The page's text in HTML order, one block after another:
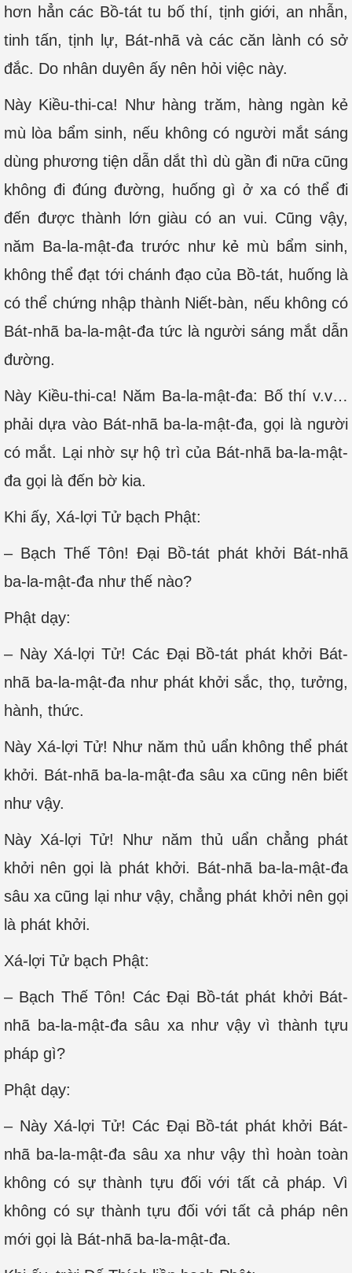
hơn hẳn các Bồ-tát tu bố thí, tịnh giới, an nhẫn,
tinh tấn, tịnh lự, Bát-nhã và các căn lành có sở
đắc. Do nhân duyên ấy nên hỏi việc này.
Này Kiều-thi-ca! Như hàng trăm, hàng ngàn kẻ
mù lòa bẩm sinh, nếu không có người mắt sáng
dùng phương tiện dẫn dắt thì dù gần đi nữa cũng
không đi đúng đường, huống gì ở xa có thể đi
đến được thành lớn giàu có an vui. Cũng vậy,
năm Ba-la-mật-đa trước như kẻ mù bẩm sinh,
không thể đạt tới chánh đạo của Bồ-tát, huống là
có thể chứng nhập thành Niết-bàn, nếu không có
Bát-nhã ba-la-mật-đa tức là người sáng mắt dẫn
đường.
Này Kiều-thi-ca! Năm Ba-la-mật-đa: Bố thí v.v…
phải dựa vào Bát-nhã ba-la-mật-đa, gọi là người
có mắt. Lại nhờ sự hộ trì của Bát-nhã ba-la-mật-
đa gọi là đến bờ kia.
Khi ấy, Xá-lợi Tử bạch Phật:
– Bạch Thế Tôn! Đại Bồ-tát phát khởi Bát-nhã
ba-la-mật-đa như thế nào?
Phật dạy:
– Này Xá-lợi Tử! Các Đại Bồ-tát phát khởi Bát-
nhã ba-la-mật-đa như phát khởi sắc, thọ, tưởng,
hành, thức.
Này Xá-lợi Tử! Như năm thủ uẩn không thể phát
khởi. Bát-nhã ba-la-mật-đa sâu xa cũng nên biết
như vậy.
Này Xá-lợi Tử! Như năm thủ uẩn chẳng phát
khởi nên gọi là phát khởi. Bát-nhã ba-la-mật-đa
sâu xa cũng lại như vậy, chẳng phát khởi nên gọi
là phát khởi.
Xá-lợi Tử bạch Phật:
– Bạch Thế Tôn! Các Đại Bồ-tát phát khởi Bát-
nhã ba-la-mật-đa sâu xa như vậy vì thành tựu
pháp gì?
Phật dạy:
– Này Xá-lợi Tử! Các Đại Bồ-tát phát khởi Bát-
nhã ba-la-mật-đa sâu xa như vậy thì hoàn toàn
không có sự thành tựu đối với tất cả pháp. Vì
không có sự thành tựu đối với tất cả pháp nên
mới gọi là Bát-nhã ba-la-mật-đa.